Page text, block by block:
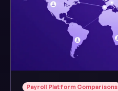
Payroll Platform Comparisons